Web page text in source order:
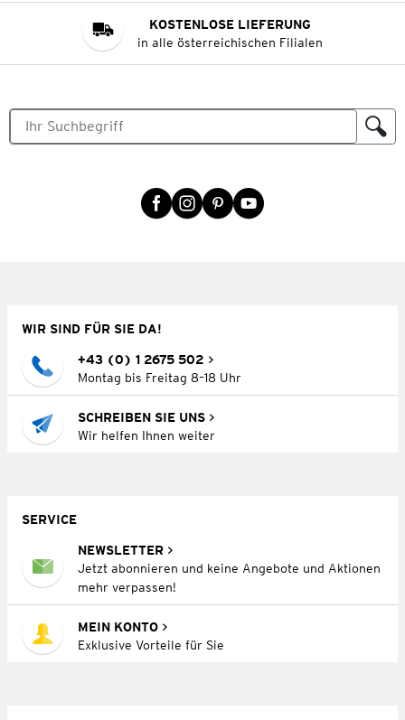
KOSTENLOSE LIEFERUNG
in alle österreichischen Filialen
WIR SIND FÜR SIE DA!
+43 (0) 1 2675 502
Montag bis Freitag 8–18 Uhr
SCHREIBEN SIE UNS
Wir helfen Ihnen weiter
SERVICE
NEWSLETTER
Jetzt abonnieren und keine Angebote und Aktionen
mehr verpassen!
MEIN KONTO
Exklusive Vorteile für Sie